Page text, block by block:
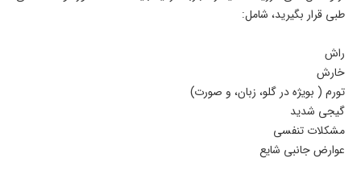
طبی قرار بگیرید، شامل:
راش
خارش
تورم ( بویژه در گلو، زبان، و صورت)
گیجی شدید
مشکلات تنفسی
عوارض جانبی شایع